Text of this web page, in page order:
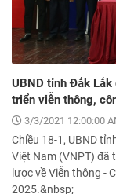
UBND tỉnh Đắk
triển viễn thông,
3/3/2021 12:00:00
Chiều 18-1, UBND
Việt Nam (VNPT) đã
lược về Viễn thông -
2025.&nbsp;